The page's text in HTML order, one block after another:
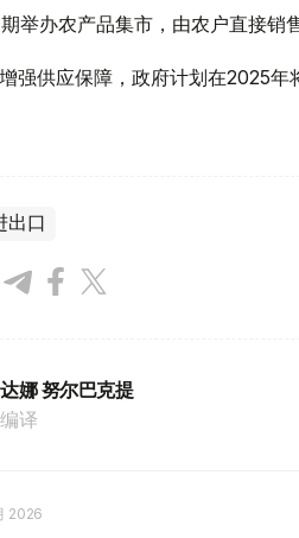
举办农产品集市，由农户直接销
强供应保障，政府计划在2025年
出口
达娜 努尔巴克提
编译
2026